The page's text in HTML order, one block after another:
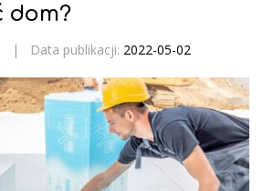
dom?
| Data publikacji: 2022-05-02